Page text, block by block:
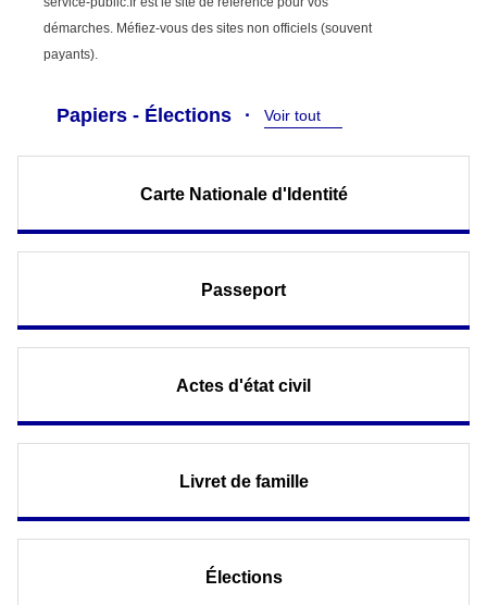
démarches. Méfiez-vous des sites non officiels (souvent
payants).
Papiers - Élections Voir tout
Carte Nationale d'Identité
Passeport
Actes d'état civil
Livret de famille
Élections